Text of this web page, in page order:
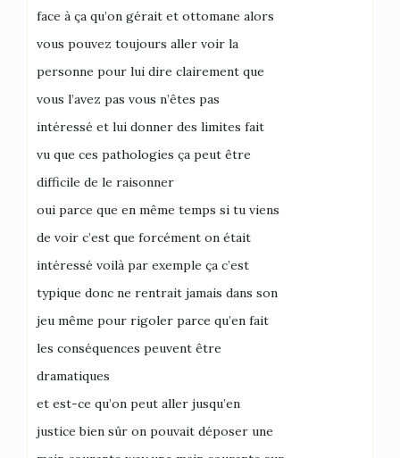
face à ça qu’on gérait et ottomane alors
vous pouvez toujours aller voir la
personne pour lui dire clairement que
vous l’avez pas vous n’êtes pas
intéressé et lui donner des limites fait
vu que ces pathologies ça peut être
difficile de le raisonner
oui parce que en même temps si tu viens
de voir c’est que forcément on était
intéressé voilà par exemple ça c’est
typique donc ne rentrait jamais dans son
jeu même pour rigoler parce qu’en fait
les conséquences peuvent être
dramatiques
et est-ce qu’on peut aller jusqu’en
justice bien sûr on pouvait déposer une